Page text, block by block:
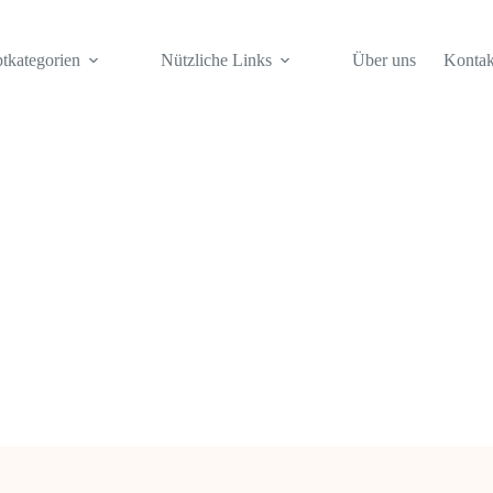
Nützliche Links Über uns